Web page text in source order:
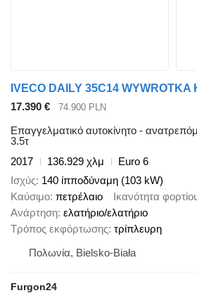
IVECO DAILY 35C14 WYWROTKA
17.390 €
74.900 PLN
Επαγγελματικό αυτοκίνητο -
3.5τ
2017
136.929 χλμ
Euro 6
Ισχύς 140 ίπποδύναμη (103 kW)
Καύσιμο πετρέλαιο Ικανότητα
Ανάρτηση ελατήριο/ελατήριο
Τρόπος εκφόρτωσης τρίπλευρη
Πολωνία, Bielsko-Biała
Furgon24